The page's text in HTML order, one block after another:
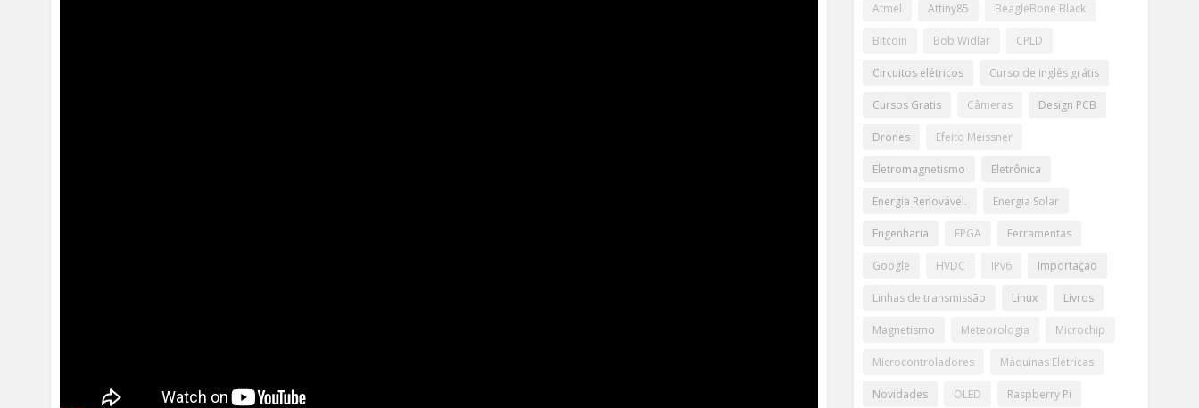
Atmel Attiny85 BeagleBone Black
Bitcoin Bob Widlar CPLD
Circuitos elétricos Curso de inglês grátis
Cursos Gratis Câmeras Design PCB
Drones Efeito Meissner
Eletromagnetismo Eletrônica
Energia Renovável. Energia Solar
Engenharia FPGA Ferramentas
Google HVDC IPv6 Importação
Linhas de transmissão Linux Livros
Magnetismo Meteorologia Microchip
Microcontroladores Máquinas Elétricas
Novidades OLED Raspberry Pi